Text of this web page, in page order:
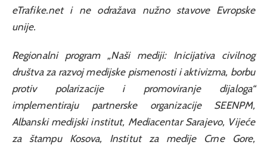
eTrafike.net i ne odražava nužno stavove Evropske
unije.
Regionalni program „Naši mediji: Inicijativa civilnog
društva za razvoj medijske pismenosti i aktivizma, borbu
protiv polarizacije i promoviranje dijaloga“
implementiraju partnerske organizacije SEENPM,
Albanski medijski institut, Mediacentar Sarajevo, Vijeće
za štampu Kosova, Institut za medije Crne Gore,